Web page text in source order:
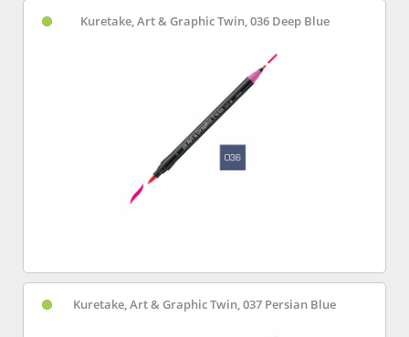
Kuretake, Art & Graphic Twin, 036 Deep Blue
Kuretake, Art & Graphic Twin, 037 Persian Blue